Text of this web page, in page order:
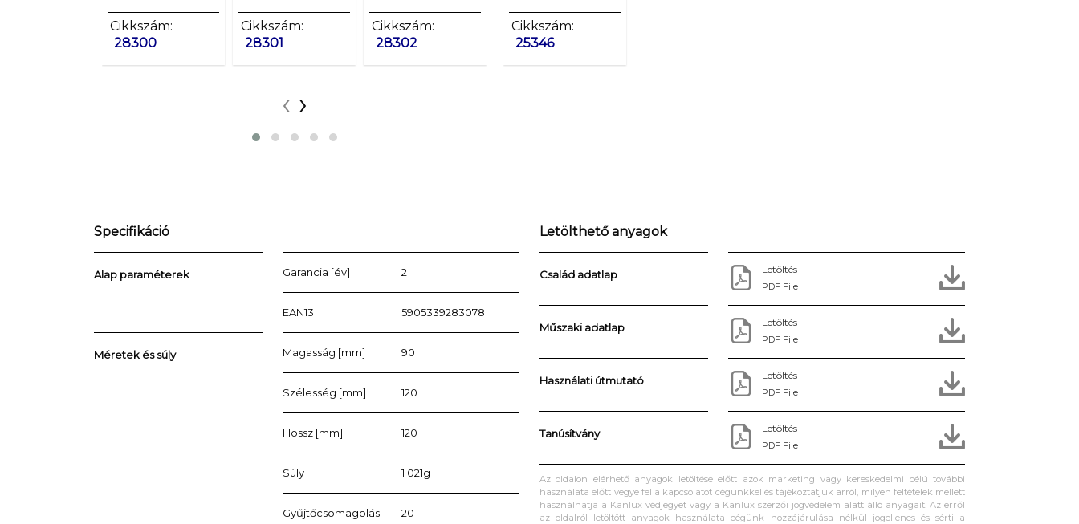
Cikkszám:
28300
Cikkszám:
28301
Cikkszám:
28302
Cikkszám:
28303
‹ ›
Cikkszám:
25346
Specifikáció
Alap paraméterek Garancia [év] 2
EAN13 5905339283078
Méretek és súly Magasság [mm] 90
Szélesség [mm] 120
Hossz [mm] 120
Súly 1 021g
Gyűjtőcsomagolás 20
Letölthető anyagok
Család adatlap Letöltés
PDF File
Műszaki adatlap Letöltés
PDF File
Használati útmutató Letöltés
PDF File
Tanúsítvány Letöltés
PDF File
Az oldalon elérhető anyagok letöltése előtt azok marketing vagy kereskedelmi célú további
használata előtt vegye fel a kapcsolatot cégünkkel és tájékoztatjuk arról, milyen feltételek mellett
használhatja a Kanlux védjegyet vagy a Kanlux szerzői jogvédelem alatt álló anyagait. Az erről
az oldalról letöltött anyagok használata cégünk hozzájárulása nélkül jogellenes és sérti a